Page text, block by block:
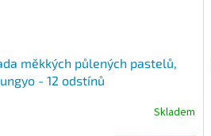
měkkých půlených pastelů,
- 12 odstínů
Skladem